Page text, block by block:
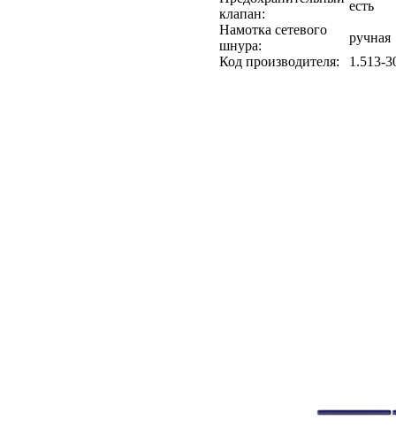
клапан:
есть
Намотка сетевого
шнура:
ручная
Код производителя:
1.513-